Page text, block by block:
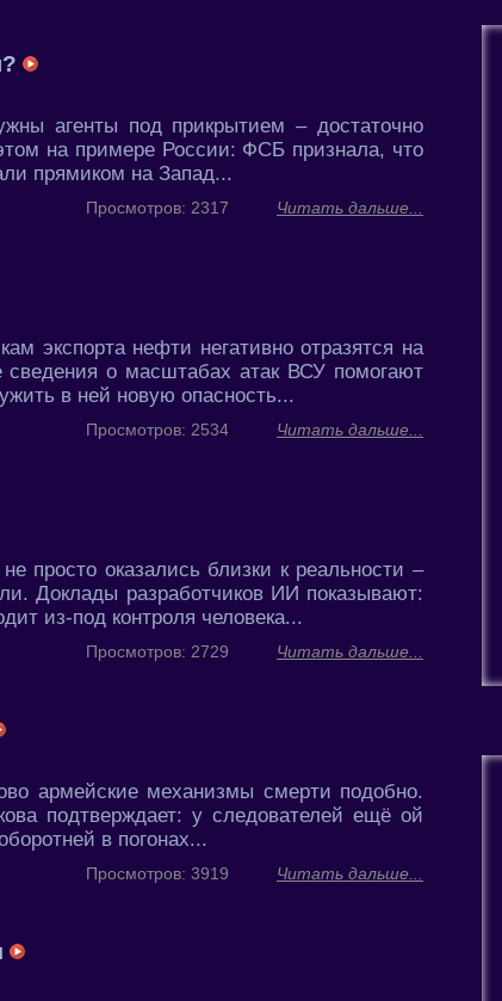
агенты под прикрытием – достаточно
на примере России: ФСБ признала, что
прямиком на Запад...
Читать дальше...
Просмотров: 2317
экспорта нефти негативно отразятся на
о масштабах атак ВСУ помогают
в ней новую опасность...
Читать дальше...
Просмотров: 2534
просто оказались близки к реальности –
Доклады разработчиков ИИ показывают:
из-под контроля человека...
Читать дальше...
Просмотров: 2729
армейские механизмы смерти подобно.
подтверждает: у следователей ещё ой
в погонах...
Читать дальше...
Просмотров: 3919